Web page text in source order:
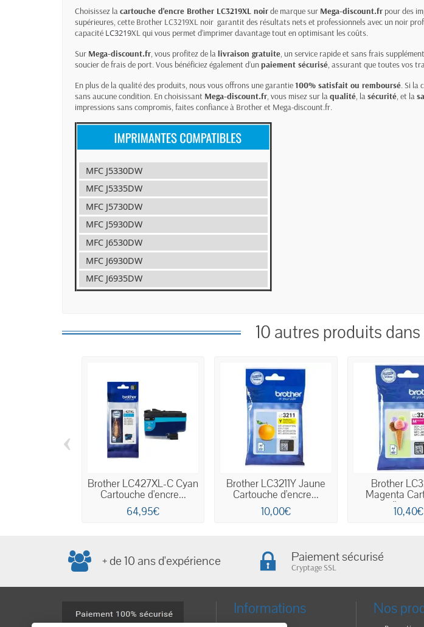
Choisissez lacartouche d'encre Brother LC3219XL noirde marque sur Mega-discount.fr pour des
supérieures, cette Brother LC3219XL noir garantit des résultats nets et professionnels avec un noir
capacité LC3219XL qui vous permet d’imprimer davantage tout en optimisant les coûts.
Sur Mega-discount.fr, vous profitez de lalivraison gratuite, un service rapide et sans frais
soucier de frais de port. Vous bénéficiez également d’unpaiement sécurisé, assurant que toutes vos
En plus de la qualité des produits, nous vous offrons une garantie100% satisfait ou remboursé. Si la
sans aucune condition. En choisissant Mega-discount.fr, vous misez sur laqualité, lasécurité, et la
impressions sans compromis, faites confiance à Brother et Mega-discount.fr.
MFC J5330DW
MFC J5335DW
MFC J5730DW
MFC J5930DW
MFC J6530DW
MFC J6930DW
MFC J6935DW
10 autres produits
Brother LC427XL-C Cyan
Cartouche d'encre...
64,95€
Brother LC3211Y Jaune
Cartouche d'encre...
10,00€
Brother
Magenta
d'encre...
10,40€
‹
+ de 10 ans d'expérience Paiement sécurisé
Cryptage SSL
Informations Nos